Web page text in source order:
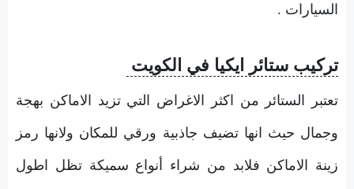
السيارات .
تركيب ستائر ايكيا في الكويت
تعتبر الستائر من اكثر الاغراض التي تزيد الاماكن بهجة
وجمال حيث انها تضيف جاذبية ورقي للمكان ولانها رمز
زينة الاماكن فلابد من شراء أنواع سميكة تظل اطول